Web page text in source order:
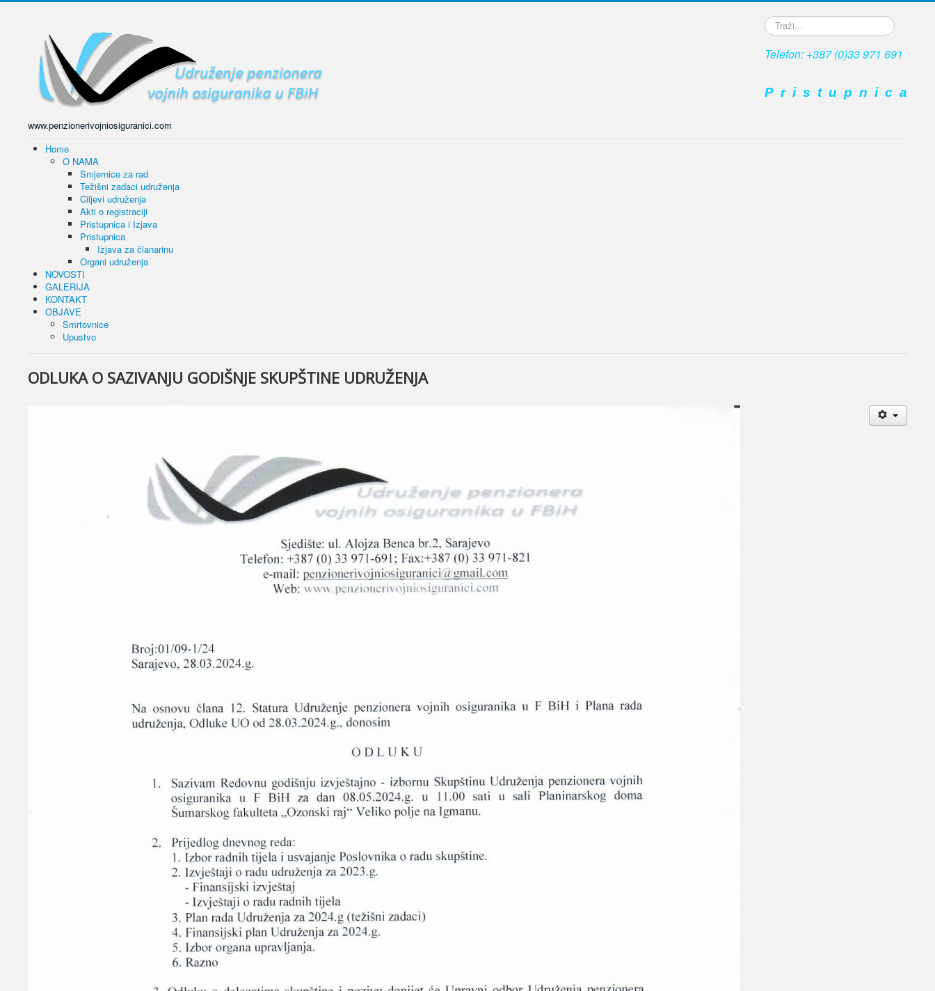
www.penzionerivojniosiguranici.com
Traži...
Telefon: +387 (0)33 971 691
P r i s t u p n i c a
Home
O NAMA
Smjernice za rad
Težišni zadaci udruženja
Ciljevi udruženja
Akti o registraciji
Pristupnica i Izjava
Pristupnica
Izjava za članarinu
Organi udruženja
NOVOSTI
GALERIJA
KONTAKT
OBJAVE
Smrtovnice
Upustvo
ODLUKA O SAZIVANJU GODIŠNJE SKUPŠTINE UDRUŽENJA